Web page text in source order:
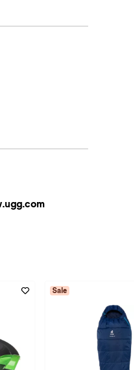
Sale